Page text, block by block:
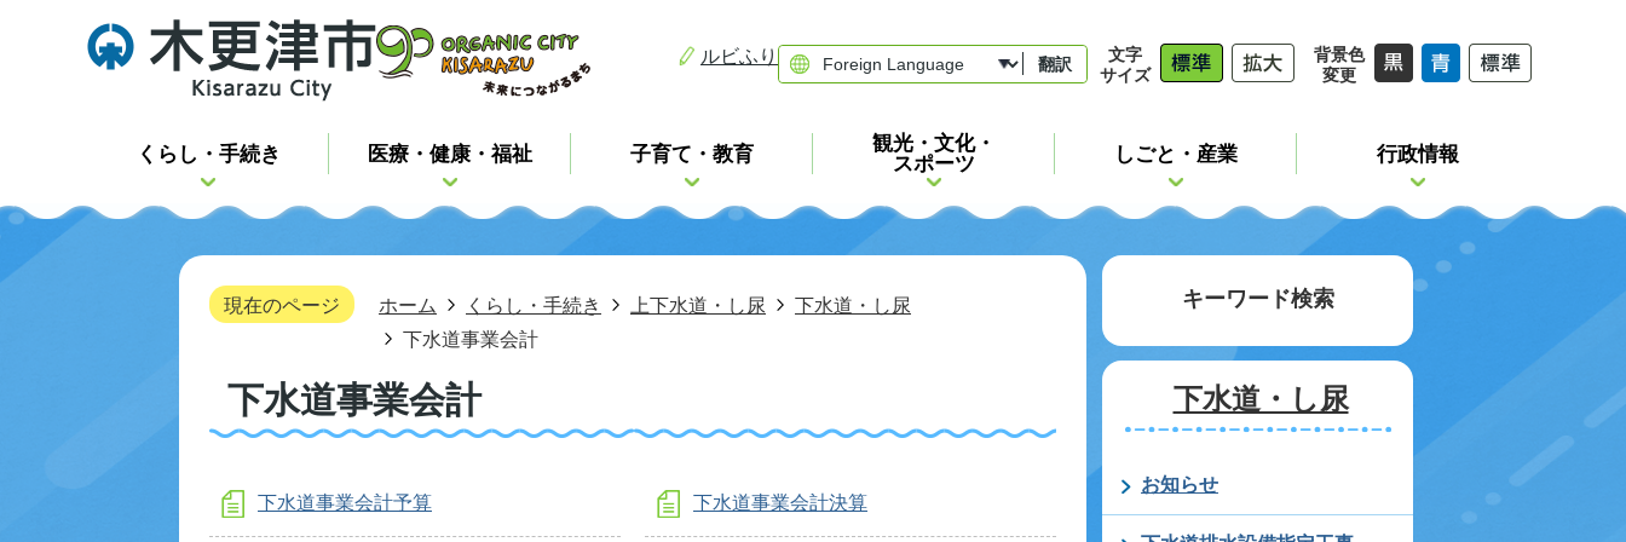
ルビふり 翻訳
文字
サイズ
背景色
変更
くらし・手続き 医療・健康・福祉 子育て・教育
観光・文化・
スポーツ
しごと・産業 行政情報
現在のページ ホーム くらし・手続き 上下水道・し尿
下水道・し尿
下水道事業会計
下水道事業会計
下水道事業会計予算 下水道事業会計決算
キーワード検索
下水道・し尿
お知らせ